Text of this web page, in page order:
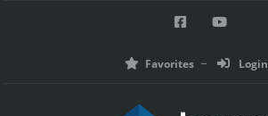
Favorites Login